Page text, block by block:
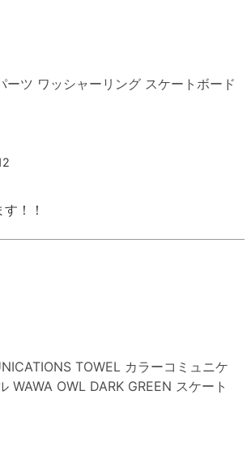
ーツ ワッシャーリング スケートボード
！！
TOWEL カラーコミュニケ
WAWA OWL DARK GREEN スケート
・DVD・CD）